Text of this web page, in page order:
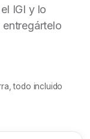
IGI y lo
todo incluido